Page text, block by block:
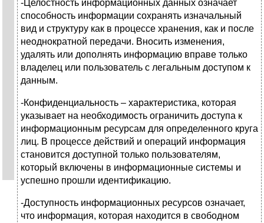
-Целостность информационных данных означает
способность информации сохранять изначальный
вид и структуру как в процессе хранения, как и после
неоднократной передачи. Вносить изменения,
удалять или дополнять информацию вправе только
владелец или пользователь с легальным доступом к
данным.
-Конфиденциальность – характеристика, которая
указывает на необходимость ограничить доступа к
информационным ресурсам для определенного круга
лиц. В процессе действий и операций информация
становится доступной только пользователям,
который включены в информационные системы и
успешно прошли идентификацию.
-Доступность информационных ресурсов означает,
что информация, которая находится в свободном